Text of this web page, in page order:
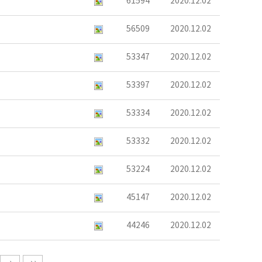
56509 2020.12.02
53347 2020.12.02
53397 2020.12.02
53334 2020.12.02
53332 2020.12.02
53224 2020.12.02
45147 2020.12.02
44246 2020.12.02